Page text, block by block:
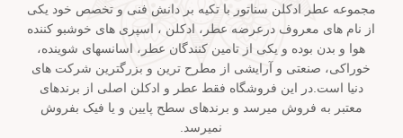
مجموعه عطر ادکلن سناتور با تکیه بر دانش فنی و تخصص خود یکی
از نام های معروف درعرضه عطر، ادکلن ، اسپری های خوشبو کننده
هوا و بدن بوده و یکی از تامین کنندگان عطر، اسانسهای شوینده،
خوراکی، صنعتی و آرایشی از مطرح ترین و بزرگترین شرکت های
دنیا است.در این فروشگاه فقط عطر و ادکلن اصلی از برندهای
معتبر به فروش میرسد و برندهای سطح پایین و یا فیک بفروش
نمیرسد.